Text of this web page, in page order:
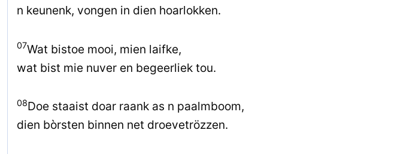
n keunenk, vongen in dien hoarlokken.
07Wat bistoe mooi, mien laifke,
wat bist mie nuver en begeerliek tou.
08Doe staaist doar raank as n paalmboom,
dien bòrsten binnen net droevetrözzen.